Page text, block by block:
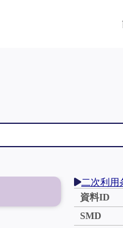
二次利用
資料ID
SMD